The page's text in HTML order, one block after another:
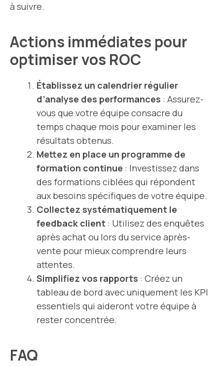
à suivre.
Actions immédiates pour
optimiser vos ROC
Établissez un calendrier régulier
d’analyse des performances : Assurez-
vous que votre équipe consacre du
temps chaque mois pour examiner les
résultats obtenus.
Mettez en place un programme de
formation continue : Investissez dans
des formations ciblées qui répondent
aux besoins spécifiques de votre équipe.
Collectez systématiquement le
feedback client : Utilisez des enquêtes
après achat ou lors du service après-
vente pour mieux comprendre leurs
attentes.
Simplifiez vos rapports : Créez un
tableau de bord avec uniquement les KPI
essentiels qui aideront votre équipe à
rester concentrée.
FAQ